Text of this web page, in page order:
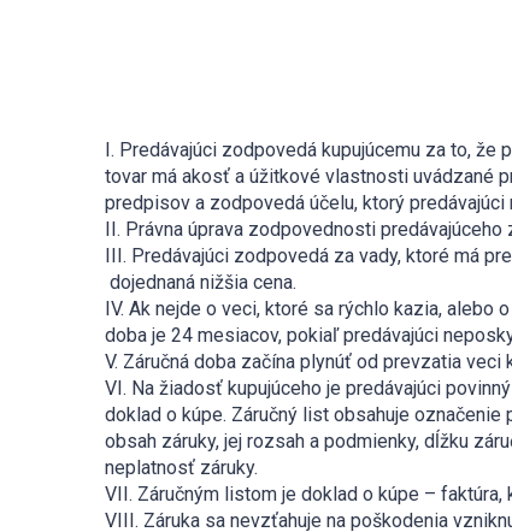
I. Predávajúci zodpovedá kupujúcemu za to, že
tovar má akosť a úžitkové vlastnosti uvádzané
predpisov a zodpovedá účelu, ktorý
II. Právna úprava zodpovednosti predávajúceho
III. Predávajúci zodpovedá za vady, ktoré má
dojednaná nižšia cena.
IV. Ak nejde o veci, ktoré sa rýchlo kazia, alebo
doba je 24 mesiacov, pokiaľ predávajúci
V. Záručná doba začína plynúť od prevzatia veci
VI. Na žiadosť kupujúceho je predávajúci
doklad o kúpe. Záručný list obsahuje
obsah záruky, jej rozsah a podmienky, dĺžku
neplatnosť záruky.
VII. Záručným listom je doklad o kúpe –
VIII. Záruka sa nevzťahuje na poškodenia